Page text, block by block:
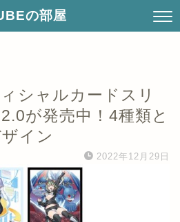
の部屋
シャルカードスリ
が発売中！4種類と
イン
2022年12月29日